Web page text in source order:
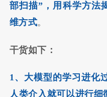
部扫描”，用科学方法
维方式。
干货如下：
1、大模型的学习进化
人类介入就可以进行